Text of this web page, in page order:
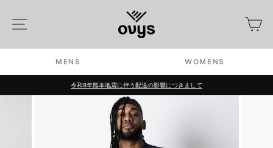
content
MENS WOMENS
Pause
slideshow
令和8年熊本地震に伴う配送の影響につきまして